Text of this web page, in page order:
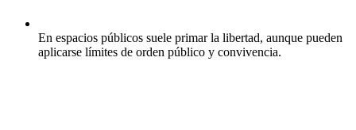
En espacios públicos suele primar la libertad, aunque pueden
aplicarse límites de orden público y convivencia.